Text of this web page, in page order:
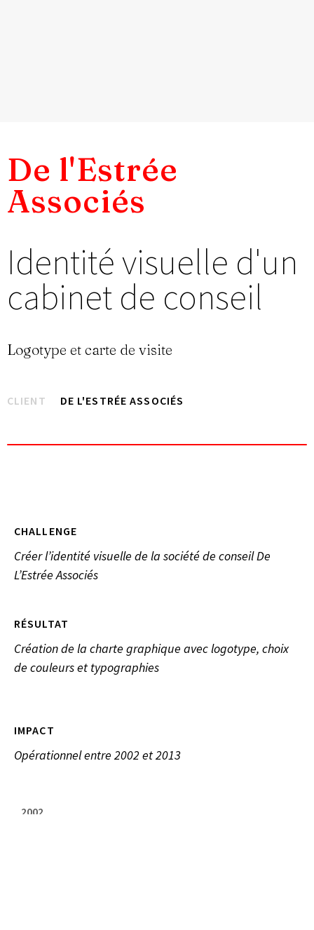
De l'Estrée
Associés
Identité visuelle d'un
cabinet de conseil
Logotype et carte de visite
CLIENT DE L'ESTRÉE ASSOCIÉS
CHALLENGE
Créer l’identité visuelle de la société de conseil De
L’Estrée Associés
RÉSULTAT
Création de la charte graphique avec logotype, choix
de couleurs et typographies
IMPACT
Opérationnel entre 2002 et 2013
2002